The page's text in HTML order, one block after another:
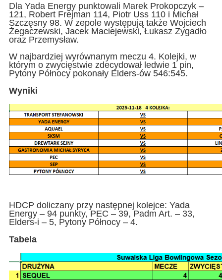
Dla Yada Energy punktowali Marek Prokopczyk –
121, Robert Frejman 114, Piotr Uss 110 i Michał
Szczęsny 98. W zepole występują także Wojciech
Żegaczewski, Jacek Maciejewski, Łukasz Zygadło
oraz Przemysław.
W najbardziej wyrównanym meczu 4. Kolejki, w
którym o zwycięstwie zdecydował ledwie 1 pin,
Pytony Północy pokonały Elders-ów 546:545.
Wyniki
HDCP doliczany przy następnej kolejce: Yada
Energy – 94 punkty, PEC – 39, Padm Art. – 33,
Elders-i – 5, Pytony Północy – 4.
Tabela